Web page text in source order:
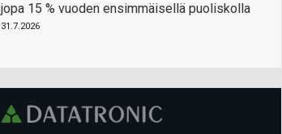
jopa 15 % vuoden ensimmäisellä puoliskolla
31.7.2026